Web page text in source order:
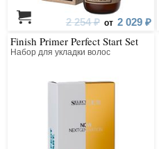
2 254 ₽ от 2 029 ₽
Finish Primer Perfect Start Set
Набор для укладки волос